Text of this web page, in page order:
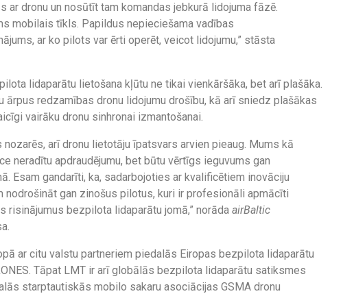
dronu un nosūtīt tam komandas jebkurā lidojuma fāzē.
mobilais tīkls. Papildus nepieciešama vadības
ar ko pilots var ērti operēt, veicot lidojumu,” stāsta
lidaparātu lietošana kļūtu ne tikai vienkāršāka, bet arī plašāka.
redzamības dronu lidojumu drošību, kā arī sniedz plašākas
vairāku dronu sinhronai izmantošanai.
arī dronu lietotāju īpatsvars arvien pieaug. Mums kā
neradītu apdraudējumu, bet būtu vērtīgs ieguvums gan
Esam gandarīti, ka, sadarbojoties ar kvalificētiem inovāciju
nodrošināt gan zinošus pilotus, kuri ir profesionāli apmācīti
risinājumus bezpilota lidaparātu jomā,” norāda airBaltic
ar citu valstu partneriem piedalās Eiropas bezpilota lidaparātu
Tāpat LMT ir arī globālās bezpilota lidaparātu satiksmes
starptautiskās mobilo sakaru asociācijas GSMA dronu